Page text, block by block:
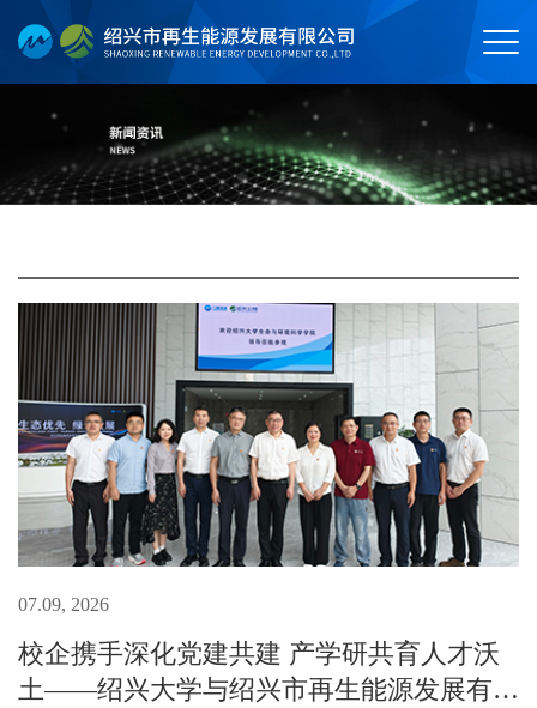
07.09, 2026
校企携手深化党建共建 产学研共育人才沃
土——绍兴大学与绍兴市再生能源发展有限